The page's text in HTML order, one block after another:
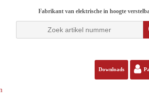
Fabrikant van elektrische in hoogte
Downloads